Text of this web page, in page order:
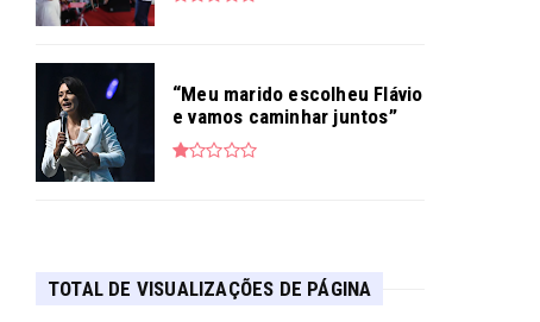
“Meu marido escolheu Flávio
e vamos caminhar juntos”
TOTAL DE VISUALIZAÇÕES DE PÁGINA